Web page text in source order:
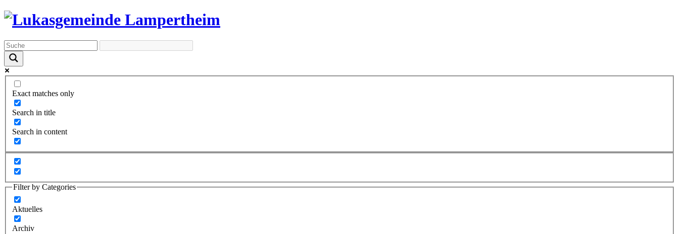
Exact matches only
Search in title
Search in content
Filter by Categories
Aktuelles
Archiv